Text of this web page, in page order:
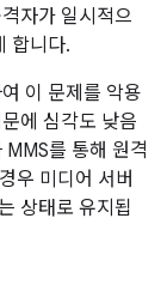
자가 일시적으
합니다.
이 문제를 악용
에 심각도 낮음
를 통해 원격
우 미디어 서버
상태로 유지됩